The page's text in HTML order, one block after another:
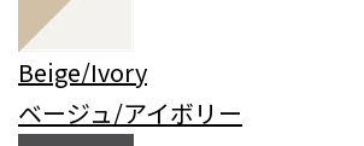
Beige/Ivory
ベージュ/アイボリー